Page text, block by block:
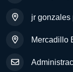
jr gonzales
Mercadillo